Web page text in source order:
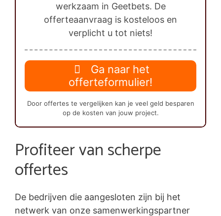
werkzaam in Geetbets. De
offerteaanvraag is kosteloos en
verplicht u tot niets!
Ga naar het
offerteformulier!
Door offertes te vergelijken kan je veel geld besparen
op de kosten van jouw project.
Profiteer van scherpe
offertes
De bedrijven die aangesloten zijn bij het
netwerk van onze samenwerkingspartner